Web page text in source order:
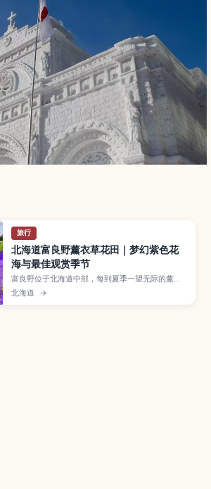
旅行
北海道富良野薰衣草花田｜梦幻紫色花
海与最佳观赏季节
富良野位于北海道中部，每到夏季一望无际的薰衣
草花田会染成梦幻的紫色海洋。本文介绍花期时
间、最佳观景地点、与罂粟、向日葵等花卉交织而
北海道 →